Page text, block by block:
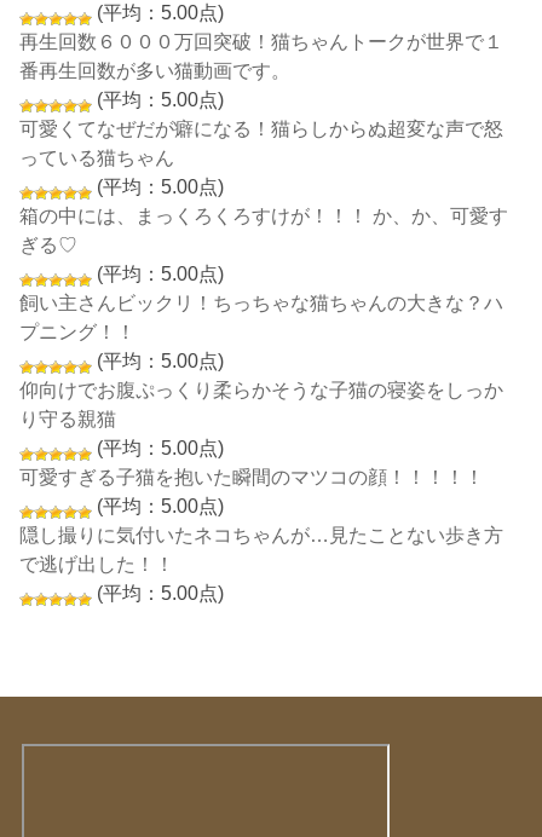
(平均：5.00点)
再生回数６０００万回突破！猫ちゃんトークが世界で１
番再生回数が多い猫動画です。
(平均：5.00点)
可愛くてなぜだが癖になる！猫らしからぬ超変な声で怒
っている猫ちゃん
(平均：5.00点)
箱の中には、まっくろくろすけが！！！ か、か、可愛す
ぎる♡
(平均：5.00点)
飼い主さんビックリ！ちっちゃな猫ちゃんの大きな？ハ
プニング！！
(平均：5.00点)
仰向けでお腹ぷっくり柔らかそうな子猫の寝姿をしっか
り守る親猫
(平均：5.00点)
可愛すぎる子猫を抱いた瞬間のマツコの顔！！！！！
(平均：5.00点)
隠し撮りに気付いたネコちゃんが…見たことない歩き方
で逃げ出した！！
(平均：5.00点)